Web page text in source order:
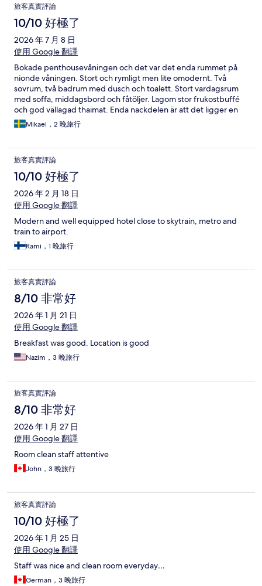
旅客真實評論
10/10 好極了
2026 年 7 月 8 日
使用 Google 翻譯
Bokade penthousevåningen och det var det enda rummet på
nionde våningen. Stort och rymligt men lite omodernt. Två
sovrum, två badrum med dusch och toalett. Stort vardagsrum
med soffa, middagsbord och fåtöljer. Lagom stor frukostbuffé
och god vällagad thaimat. Enda nackdelen är att det ligger en
bit i från Terminal 21 och BTS så svårt att ta sig dit om man inte
gillar att promenera i bangkokvärmen.
Mikael，2 晚旅行
旅客真實評論
10/10 好極了
2026 年 2 月 18 日
使用 Google 翻譯
Modern and well equipped hotel close to skytrain, metro and
train to airport.
Rami，1 晚旅行
旅客真實評論
8/10 非常好
2026 年 1 月 21 日
使用 Google 翻譯
Breakfast was good. Location is good
Nazim，3 晚旅行
旅客真實評論
8/10 非常好
2026 年 1 月 27 日
使用 Google 翻譯
Room clean staff attentive
John，3 晚旅行
旅客真實評論
10/10 好極了
2026 年 1 月 25 日
使用 Google 翻譯
Staff was nice and clean room everyday…
German，3 晚旅行